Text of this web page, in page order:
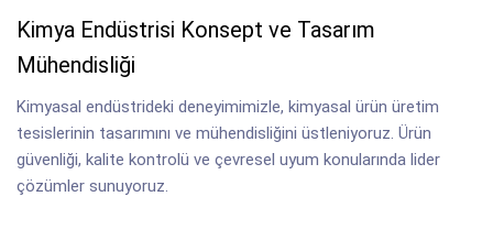
Kimya Endüstrisi Konsept ve Tasarım
Mühendisliği
Kimyasal endüstrideki deneyimimizle, kimyasal ürün üretim
tesislerinin tasarımını ve mühendisliğini üstleniyoruz. Ürün
güvenliği, kalite kontrolü ve çevresel uyum konularında lider
çözümler sunuyoruz.